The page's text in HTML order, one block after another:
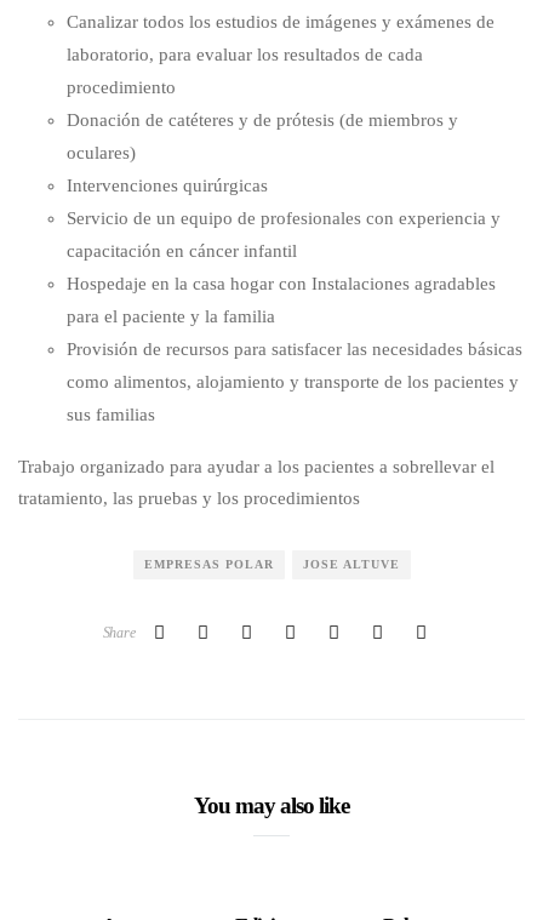
Canalizar todos los estudios de imágenes y exámenes de
laboratorio, para evaluar los resultados de cada
procedimiento
Donación de catéteres y de prótesis (de miembros y
oculares)
Intervenciones quirúrgicas
Servicio de un equipo de profesionales con experiencia y
capacitación en cáncer infantil
Hospedaje en la casa hogar con Instalaciones agradables
para el paciente y la familia
Provisión de recursos para satisfacer las necesidades básicas
como alimentos, alojamiento y transporte de los pacientes y
sus familias
Trabajo organizado para ayudar a los pacientes a sobrellevar el
tratamiento, las pruebas y los procedimientos
EMPRESAS POLAR JOSE ALTUVE
Share
You may also like